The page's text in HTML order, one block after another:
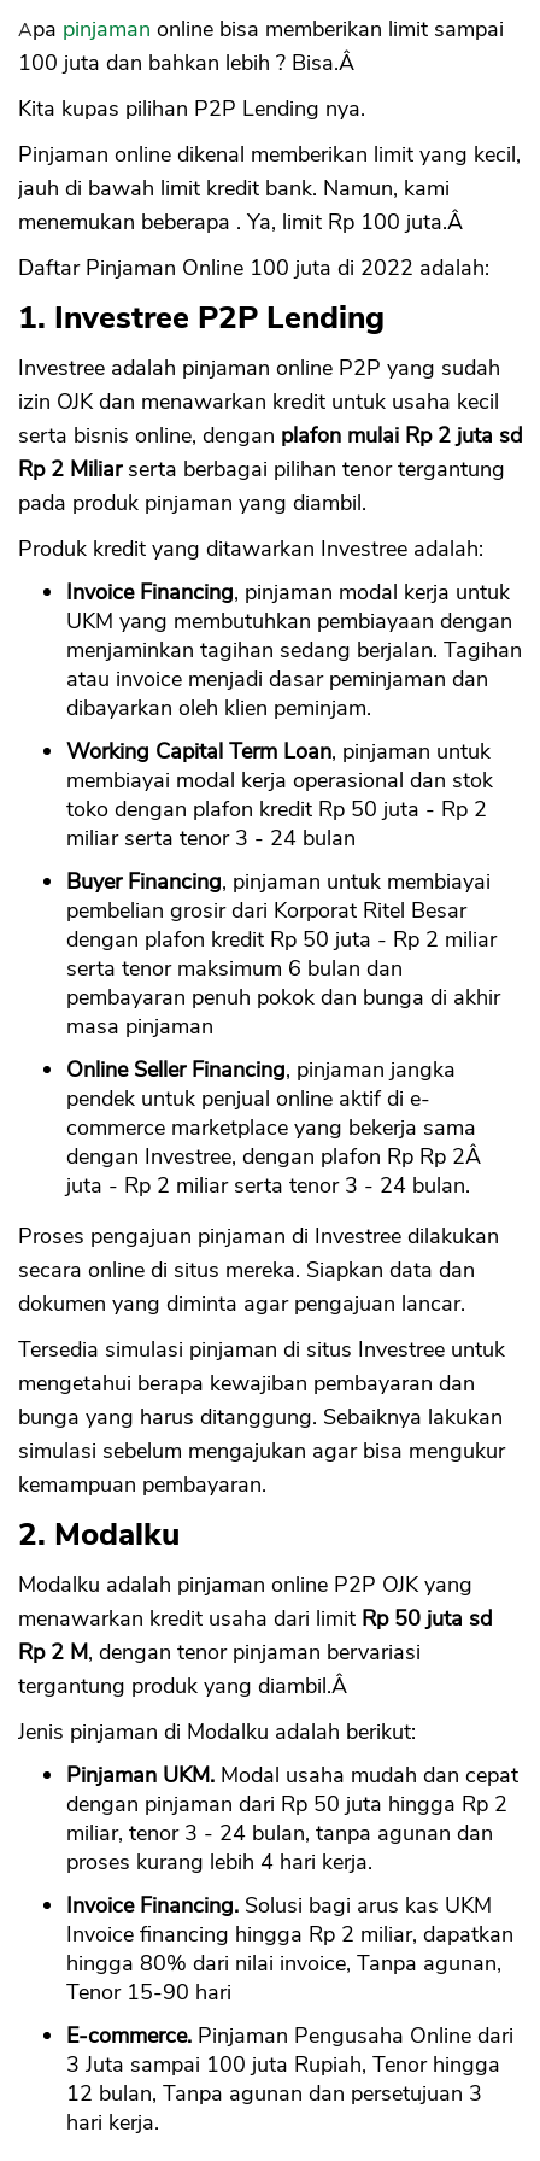
Apa pinjaman online bisa memberikan limit sampai
100 juta dan bahkan lebih ? Bisa.Â
Kita kupas pilihan P2P Lending nya.
Pinjaman online dikenal memberikan limit yang kecil,
jauh di bawah limit kredit bank. Namun, kami
menemukan beberapa . Ya, limit Rp 100 juta.Â
Daftar Pinjaman Online 100 juta di 2022 adalah:
1. Investree P2P Lending
Investree adalah pinjaman online P2P yang sudah
izin OJK dan menawarkan kredit untuk usaha kecil
serta bisnis online, dengan plafon mulai Rp 2 juta sd
Rp 2 Miliarserta berbagai pilihan tenor tergantung
pada produk pinjaman yang diambil.
Produk kredit yang ditawarkan Investree adalah:
Invoice Financing, pinjaman modal kerja untuk
UKM yang membutuhkan pembiayaan dengan
menjaminkan tagihan sedang berjalan. Tagihan
atau invoice menjadi dasar peminjaman dan
dibayarkan oleh klien peminjam.
Working Capital Term Loan, pinjaman untuk
membiayai modal kerja operasional dan stok
toko dengan plafon kredit Rp 50 juta - Rp 2
miliar serta tenor 3 - 24 bulan
Buyer Financing, pinjaman untuk membiayai
pembelian grosir dari Korporat Ritel Besar
dengan plafon kredit Rp 50 juta - Rp 2 miliar
serta tenor maksimum 6 bulan dan
pembayaran penuh pokok dan bunga di akhir
masa pinjaman
Online Seller Financing, pinjaman jangka
pendek untuk penjual online aktif di e-
commerce marketplace yang bekerja sama
dengan Investree, dengan plafon Rp Rp 2Â
juta - Rp 2 miliar serta tenor 3 - 24 bulan.
Proses pengajuan pinjaman di Investree dilakukan
secara online di situs mereka. Siapkan data dan
dokumen yang diminta agar pengajuan lancar.
Tersedia simulasi pinjaman di situs Investree untuk
mengetahui berapa kewajiban pembayaran dan
bunga yang harus ditanggung. Sebaiknya lakukan
simulasi sebelum mengajukan agar bisa mengukur
kemampuan pembayaran.
2. Modalku
Modalku adalah pinjaman online P2P OJK yang
menawarkan kredit usaha dari limit Rp 50 juta sd
Rp 2 M, dengan tenor pinjaman bervariasi
tergantung produk yang diambil.Â
Jenis pinjaman di Modalku adalah berikut:
Pinjaman UKM. Modal usaha mudah dan cepat
dengan pinjaman dari Rp 50 juta hingga Rp 2
miliar, tenor 3 - 24 bulan, tanpa agunan dan
proses kurang lebih 4 hari kerja.
Invoice Financing. Solusi bagi arus kas UKM
Invoice financing hingga Rp 2 miliar, dapatkan
hingga 80% dari nilai invoice, Tanpa agunan,
Tenor 15-90 hari
E-commerce. Pinjaman Pengusaha Online dari
3 Juta sampai 100 juta Rupiah, Tenor hingga
12 bulan, Tanpa agunan dan persetujuan 3
hari kerja.